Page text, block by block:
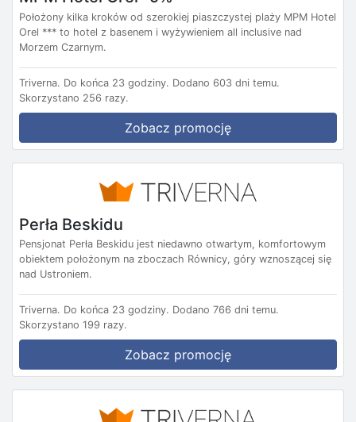
Położony kilka kroków od szerokiej piaszczystej plaży MPM Hotel
Orel *** to hotel z basenem i wyżywieniem all inclusive nad
Morzem Czarnym.
Triverna. Do końca 23 godziny. Dodano 603 dni temu.
Skorzystano 256 razy.
Zobacz promocję
Perła Beskidu
Pensjonat Perła Beskidu jest niedawno otwartym, komfortowym
obiektem położonym na zboczach Równicy, góry wznoszącej się
nad Ustroniem.
Triverna. Do końca 23 godziny. Dodano 766 dni temu.
Skorzystano 199 razy.
Zobacz promocję